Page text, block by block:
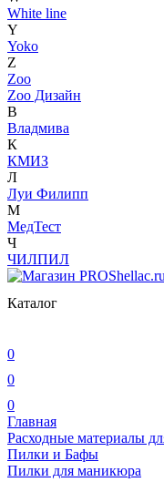
White line
Y
Yoko
Z
Zoo
Zoo Дизайн
В
Владмива
К
КМИЗ
Л
Луи Филипп
М
МедТест
Ч
ЧИЛПИЛ
Каталог
0
0
0
Главная
Расходные материалы
Пилки и Бафы
Пилки для маникюра